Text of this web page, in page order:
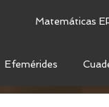
Matemáticas
Efemérides